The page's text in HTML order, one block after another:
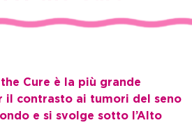
Cure è la più grande
il contrasto ai tumori del seno
e si svolge sotto l’Alto